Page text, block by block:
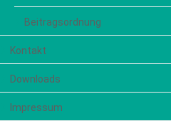
Beitragsordnung
Kontakt
Downloads
Impressum